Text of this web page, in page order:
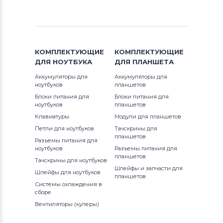
КОМПЛЕКТУЮЩИЕ
ДЛЯ НОУТБУКА
Аккумуляторы для
ноутбуков
Блоки питания для
ноутбуков
Клавиатуры
Петли для ноутбуков
Разъемы питания для
ноутбуков
Тачскрины для ноутбуков
Шлейфы для ноутбуков
Системы охлаждения в
сборе
Вентиляторы (кулеры)
КОМПЛЕКТУЮЩИЕ
ДЛЯ ПЛАНШЕТА
Аккумуляторы для
планшетов
Блоки питания для
планшетов
Модули для планшетов
Тачскрины для
планшетов
Разъемы питания для
планшетов
Шлейфы и запчасти для
планшетов